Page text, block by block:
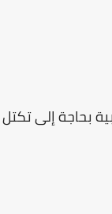
بحاجة إلى تكتل